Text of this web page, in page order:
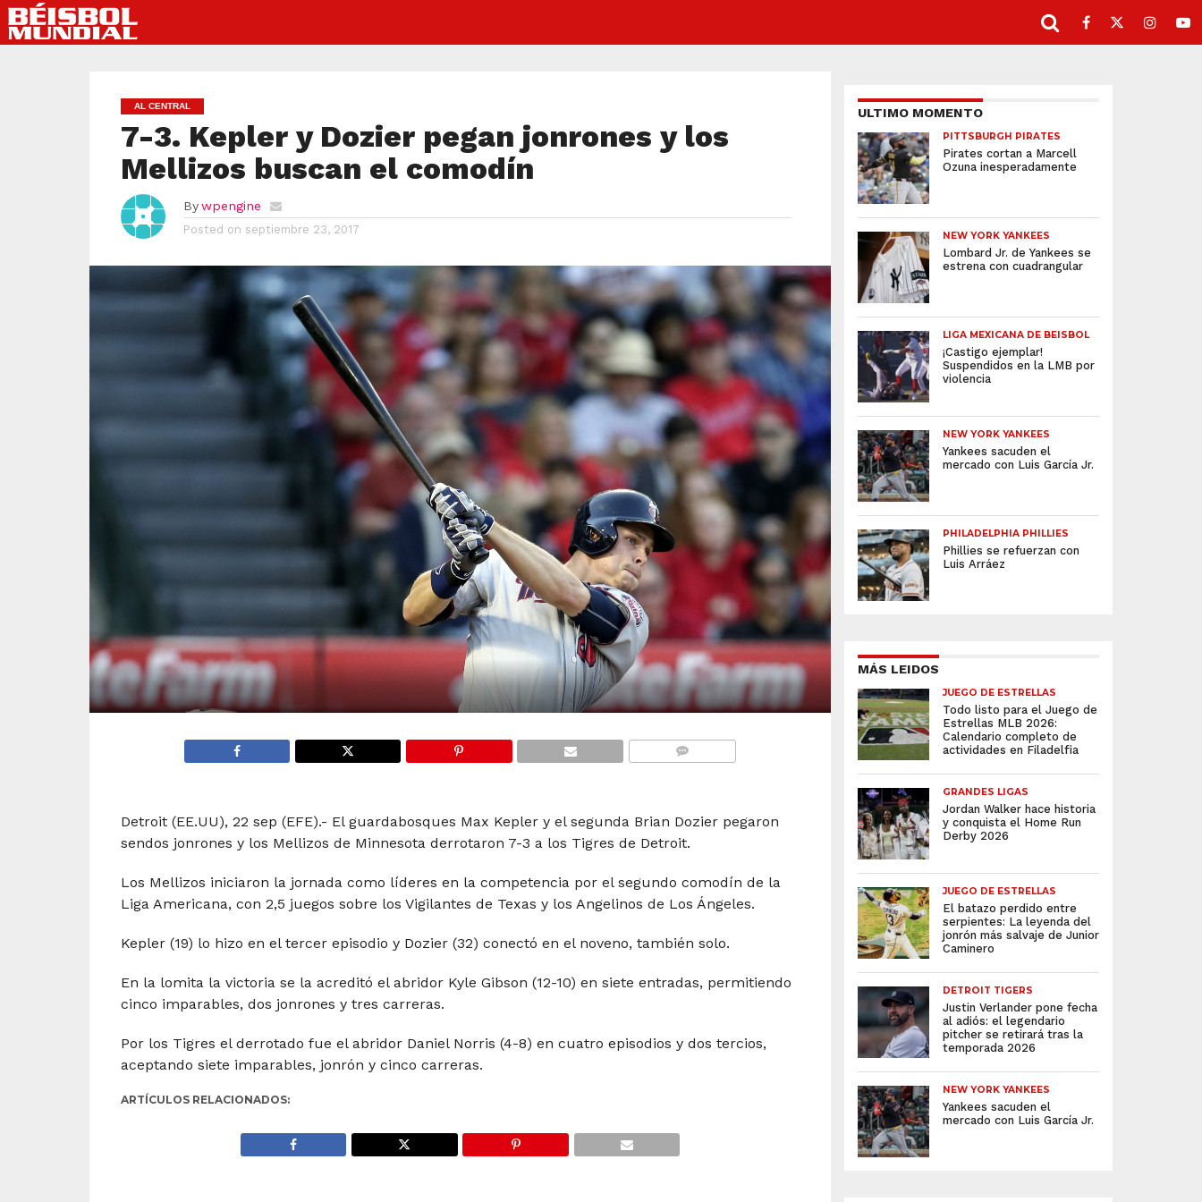
AL CENTRAL
7-3. Kepler y Dozier pegan jonrones y los
Mellizos buscan el comodín
By wpengine
Posted on septiembre 23, 2017
Detroit (EE.UU), 22 sep (EFE).- El guardabosques Max Kepler y el segunda Brian Dozier pegaron
sendos jonrones y los Mellizos de Minnesota derrotaron 7-3 a los Tigres de Detroit.
Los Mellizos iniciaron la jornada como líderes en la competencia por el segundo comodín de la
Liga Americana, con 2,5 juegos sobre los Vigilantes de Texas y los Angelinos de Los Ángeles.
Kepler (19) lo hizo en el tercer episodio y Dozier (32) conectó en el noveno, también solo.
En la lomita la victoria se la acreditó el abridor Kyle Gibson (12-10) en siete entradas, permitiendo
cinco imparables, dos jonrones y tres carreras.
Por los Tigres el derrotado fue el abridor Daniel Norris (4-8) en cuatro episodios y dos tercios,
aceptando siete imparables, jonrón y cinco carreras.
ARTÍCULOS RELACIONADOS:
ULTIMO MOMENTO
PITTSBURGH PIRATES
Pirates cortan a Marcell
Ozuna inesperadamente
NEW YORK YANKEES
Lombard Jr. de Yankees se
estrena con cuadrangular
LIGA MEXICANA DE BEISBOL
¡Castigo ejemplar!
Suspendidos en la LMB por
violencia
NEW YORK YANKEES
Yankees sacuden el
mercado con Luis García Jr.
PHILADELPHIA PHILLIES
Phillies se refuerzan con
Luis Arráez
MÁS LEIDOS
JUEGO DE ESTRELLAS
Todo listo para el Juego de
Estrellas MLB 2026:
Calendario completo de
actividades en Filadelfia
GRANDES LIGAS
Jordan Walker hace historia
y conquista el Home Run
Derby 2026
JUEGO DE ESTRELLAS
El batazo perdido entre
serpientes: La leyenda del
jonrón más salvaje de Junior
Caminero
DETROIT TIGERS
Justin Verlander pone fecha
al adiós: el legendario
pitcher se retirará tras la
temporada 2026
NEW YORK YANKEES
Yankees sacuden el
mercado con Luis García Jr.